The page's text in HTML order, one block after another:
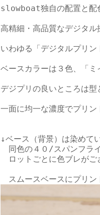
slowboat独自の配置と配
高精細・高品質なデジタ
いわゆる「デジタルプリン
ベースカラーは３色、「
デジプリの良いところは
一面に均一な濃度でプリ
↓ベース（背景）は染めて
同色の４０/スパンフラ
ロットごとに色ブレが